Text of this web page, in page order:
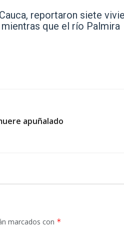
reportaron siete
que el río Palmira
apuñalado
marcados con *